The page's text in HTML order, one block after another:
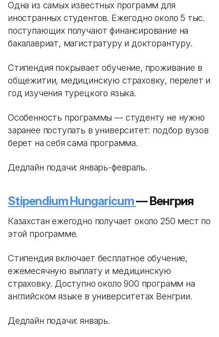
Одна из самых известных программ для
иностранных студентов. Ежегодно около 5 тыс.
поступающих получают финансирование на
бакалавриат, магистратуру и докторантуру.
Стипендия покрывает обучение, проживание в
общежитии, медицинскую страховку, перелет и
год изучения турецкого языка.
Особенность программы — студенту не нужно
заранее поступать в университет: подбор вузов
берет на себя сама программа.
Дедлайн подачи: январь-февраль.
Stipendium Hungaricum— Венгрия
Казахстан ежегодно получает около 250 мест по
этой программе.
Стипендия включает бесплатное обучение,
ежемесячную выплату и медицинскую
страховку. Доступно около 900 программ на
английском языке в университетах Венгрии.
Дедлайн подачи: январь.